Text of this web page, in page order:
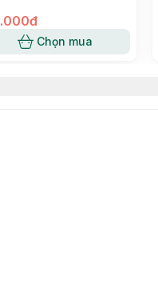
Chọn mua